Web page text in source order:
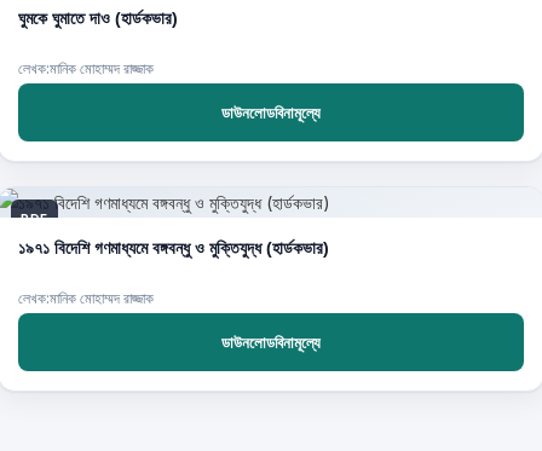
ঘুমকে ঘুমাতে দাও (হার্ডকভার)
লেখক:মানিক মোহাম্মদ রাজ্জাক
ডাউনলোডবিনামূল্যে
PDF
১৯৭১ বিদেশি গণমাধ্যমে বঙ্গবন্ধু ও মুক্তিযুদ্ধ (হার্ডকভার)
লেখক:মানিক মোহাম্মদ রাজ্জাক
ডাউনলোডবিনামূল্যে